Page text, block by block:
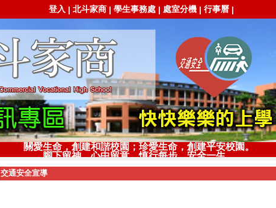
登入 | 北斗家商 | 學生事務處 | 處室分機 | 行事曆 |
關愛生命，創建和諧校園；珍愛生命，創建平安校園。
腳下留神，心中留意，慎行每步，安全一生。
交通安全宣導